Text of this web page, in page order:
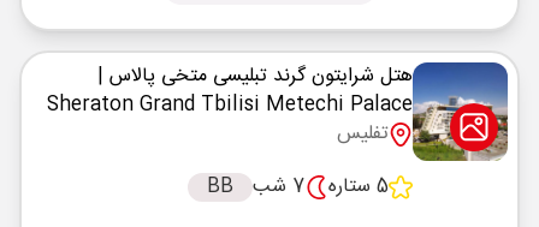
هتل شرایتون گرند تبلیسی متخی پالاس |
Sheraton Grand Tbilisi Metechi Palace
تفلیس
5 ستاره
7 شب BB